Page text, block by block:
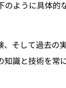
ように具体的
そして過去の
識と技術を常